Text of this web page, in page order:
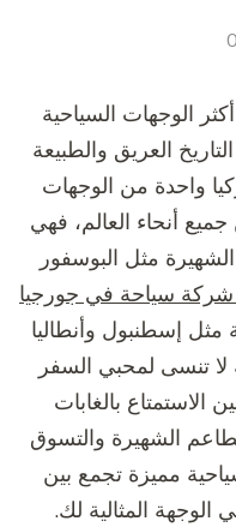
الوجهات السياحية
العريق والطبيعة
واحدة من الوجهات
أنحاء العالم، فهي
مثل البوسفور
سياحة في جورجيا
مثل إسطنبول وأنطاليا
لا تنسى لمحبي السفر
بالغابات
الشهيرة والتسوق
مميزة تجمع بين
الوجهة المثالية لك.